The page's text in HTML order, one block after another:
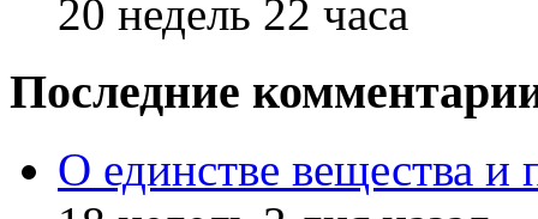
20 недель 22 часа
Последние
О единстве вещества и